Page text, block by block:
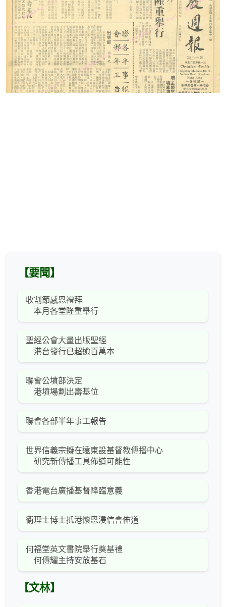
【要聞】
收割節感恩禮拜
本月各堂隆重舉行
聖經公會大量出版聖經
港台發行已超逾百萬本
聯會公墳部決定
港墳場劃出壽基位
聯會各部半年事工報告
世界信義宗擬在遠東設基督教傳播中心
研究新傳播工具佈道可能性
香港電台廣播基督降臨意義
衞理士博士抵港懷恩浸信會佈道
何福堂英文書院舉行奠基禮
何傳耀主持安放基石
【文林】